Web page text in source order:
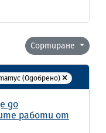
Сортиране
(Одобрено)
до
работи от